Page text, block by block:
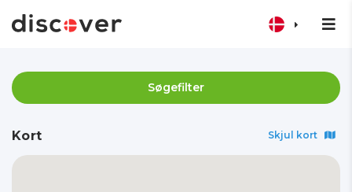
Søgefilter
Kort Skjul kort